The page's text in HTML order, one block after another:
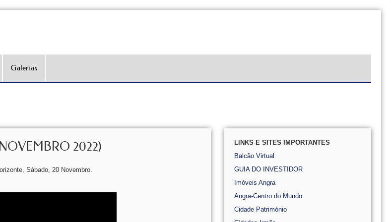
Galerias
2022)
Sábado, 20 Novembro.
LINKS E SITES IMPORTANTES
Balcão Virtual
GUIA DO INVESTIDOR
Imóveis Angra
Angra-Centro do Mundo
Cidade Património